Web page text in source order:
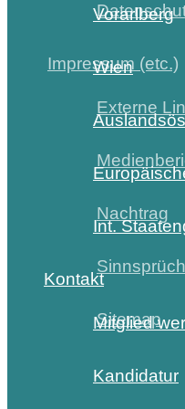
Impressum (etc.)
Externe
Nachtrag
Sitemap
Vorarlberg
Wien
Int.
Kontakt
Mitglied
Kandidatur